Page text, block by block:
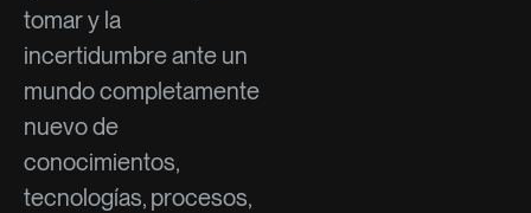
tomar y la
incertidumbre ante un
mundo completamente
nuevo de
conocimientos,
tecnologías, procesos,